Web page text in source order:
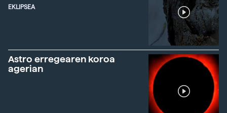
EKLIPSEA
Astro erregearen koroa
agerian